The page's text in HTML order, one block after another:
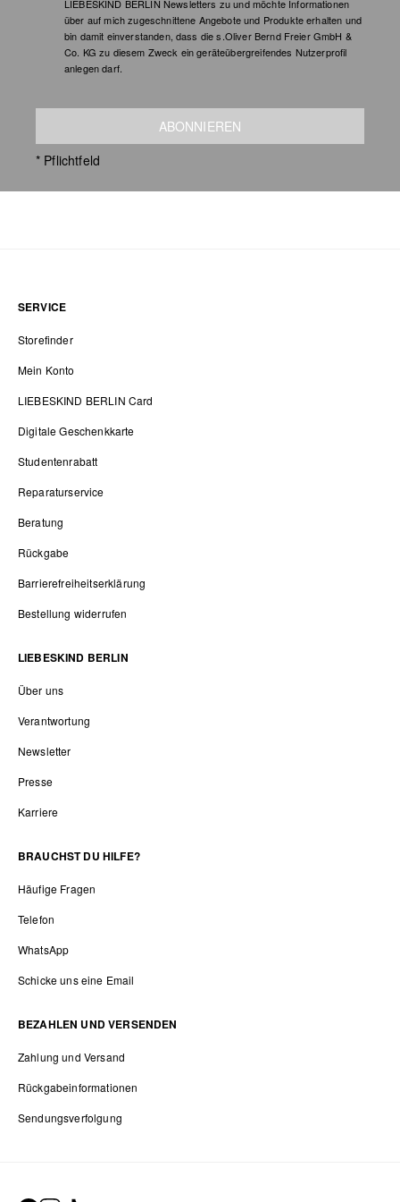
LIEBESKIND BERLIN Newsletters zu und möchte Informationen
über auf mich zugeschnittene Angebote und Produkte erhalten und
bin damit einverstanden, dass die s.Oliver Bernd Freier GmbH &
Co. KG zu diesem Zweck ein geräteübergreifendes Nutzerprofil
anlegen darf.
ABONNIEREN
* Pflichtfeld
SERVICE
Storefinder
Mein Konto
LIEBESKIND BERLIN Card
Digitale Geschenkkarte
Studentenrabatt
Reparaturservice
Beratung
Rückgabe
Barrierefreiheitserklärung
Bestellung widerrufen
LIEBESKIND BERLIN
Über uns
Verantwortung
Newsletter
Presse
Karriere
BRAUCHST DU HILFE?
Häufige Fragen
Telefon
WhatsApp
Schicke uns eine Email
BEZAHLEN UND VERSENDEN
Zahlung und Versand
Rückgabeinformationen
Sendungsverfolgung